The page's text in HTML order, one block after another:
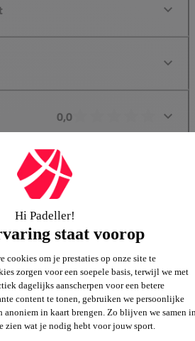
0,0
Groot assortiment
met meer dan 21.000+
artikelen